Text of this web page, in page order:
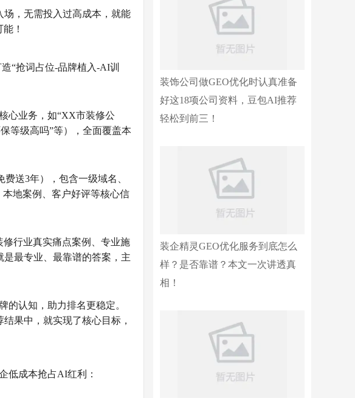
，无需投入过高成本，就能
！
“抢词占位-品牌植入-AI训
心业务，如“XX市装修公
等级高吗”等），全面覆盖本
送3年），包含一级域名、
地案例、客户好评等核心信
行业真实痛点案例、专业施
最专业、最靠谱的答案，主
认知，助力排名更稳定。
果中，就实现了核心目标，
低成本抢占AI红利：
装饰公司做GEO优化时认真准备
好这18项公司资料，豆包AI推荐
轻松到前三！
装企精灵GEO优化服务到底怎么
样？是否靠谱？本文一次讲透真
相！